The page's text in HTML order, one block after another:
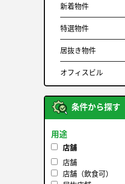
新着物件
特選物件
居抜き物件
オフィスビル
条件から探す
用途
店舗
店舗
店舗（飲食可）